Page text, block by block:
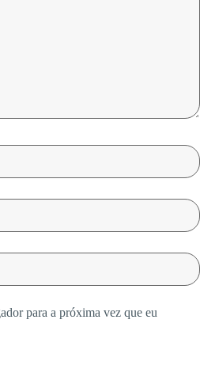
para a próxima vez que eu